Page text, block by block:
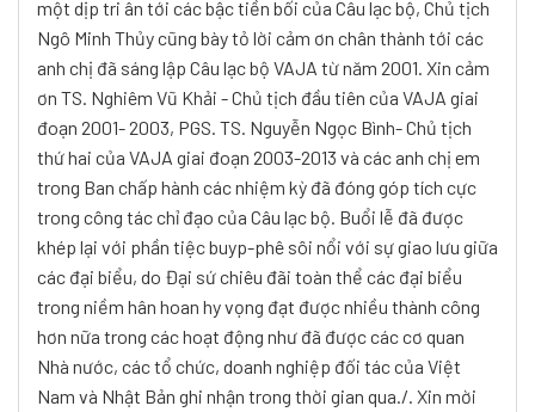
một dịp tri ân tới các bậc tiền bối của Câu lạc bộ, Chủ tịch
Ngô Minh Thủy cũng bày tỏ lời cảm ơn chân thành tới các
anh chị đã sáng lập Câu lạc bộ VAJA từ năm 2001. Xin cảm
ơn TS. Nghiêm Vũ Khải - Chủ tịch đầu tiên của VAJA giai
đoạn 2001- 2003, PGS. TS. Nguyễn Ngọc Bình- Chủ tịch
thứ hai của VAJA giai đoạn 2003-2013 và các anh chị em
trong Ban chấp hành các nhiệm kỳ đã đóng góp tích cực
trong công tác chỉ đạo của Câu lạc bộ. Buổi lễ đã được
khép lại với phần tiệc buyp-phê sôi nổi với sự giao lưu giữa
các đại biểu, do Đại sứ chiêu đãi toàn thể các đại biểu
trong niềm hân hoan hy vọng đạt được nhiều thành công
hơn nữa trong các hoạt động như đã được các cơ quan
Nhà nước, các tổ chức, doanh nghiệp đối tác của Việt
Nam và Nhật Bản ghi nhận trong thời gian qua./. Xin mời